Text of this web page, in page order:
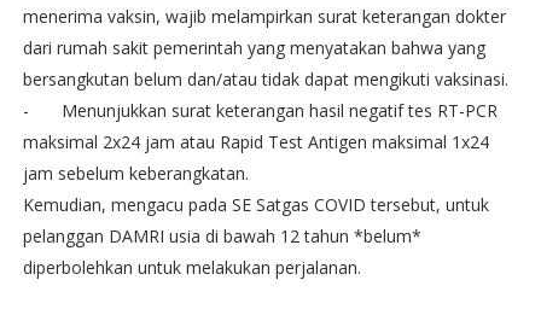
menerima vaksin, wajib melampirkan surat keterangan dokter
dari rumah sakit pemerintah yang menyatakan bahwa yang
bersangkutan belum dan/atau tidak dapat mengikuti vaksinasi.
-
Menunjukkan surat keterangan hasil negatif tes RT-PCR
maksimal 2x24 jam atau Rapid Test Antigen maksimal 1x24
jam sebelum keberangkatan.
Kemudian, mengacu pada SE Satgas COVID tersebut, untuk
pelanggan DAMRI usia di bawah 12 tahun *belum*
diperbolehkan untuk melakukan perjalanan.